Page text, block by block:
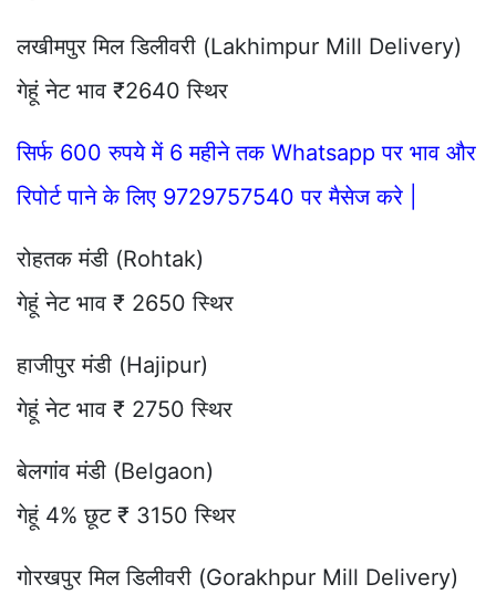
लखीमपुर मिल डिलीवरी (Lakhimpur Mill Delivery)
गेहूं नेट भाव ₹2640 स्थिर
सिर्फ 600 रुपये में 6 महीने तक Whatsapp पर भाव और
रिपोर्ट पाने के लिए 9729757540 पर मैसेज करे |
रोहतक मंडी (Rohtak)
गेहूं नेट भाव ₹ 2650 स्थिर
हाजीपुर मंडी (Hajipur)
गेहूं नेट भाव ₹ 2750 स्थिर
बेलगांव मंडी (Belgaon)
गेहूं 4% छूट ₹ 3150 स्थिर
गोरखपुर मिल डिलीवरी (Gorakhpur Mill Delivery)